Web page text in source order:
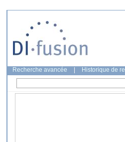
Recherche avancée Historique de